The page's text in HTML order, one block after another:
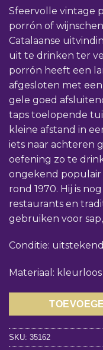
Sfeervolle vintage
porrón of
Catalaanse
uit te drinken ter
porrón heeft een
afgesloten met
gele goed
taps toelopende
kleine afstand in
iets naar achteren
oefening zo te
ongekend populair
rond 1970. Hij is
restaurants en
gebruiken voor
Conditie:
Materiaal:
SKU: 35162